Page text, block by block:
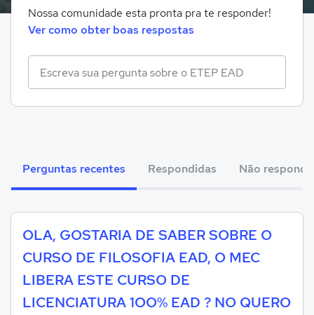
Nossa comunidade esta pronta pra te responder!
Ver como obter boas respostas
Perguntas recentes Respondidas Não
OLA, GOSTARIA DE SABER SOBRE O
CURSO DE FILOSOFIA EAD, O MEC
LIBERA ESTE CURSO DE
LICENCIATURA 1OO% EAD ? NO QUERO